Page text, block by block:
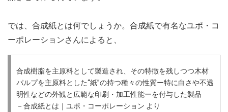
では、合成紙とは何でしょうか。合成紙で有名なユポ・コ
ーポレーションさんによると、
合成樹脂を主原料として製造され、その特徴を残しつつ木材
パルプを主原料とした“紙”の持つ種々の性質ー特に白さや不透
明性などの外観と広範な印刷・加工性能ーを付与した製品
－合成紙とは｜ユポ・コーポレーション より